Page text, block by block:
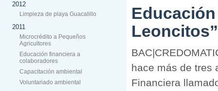
2012
Limpieza de playa Guacalillo
2011
Microcrédito a Pequeños
Agricultores
Educación financiera a
colaboradores
Capacitación ambiental
Voluntariado ambiental
Leoncitos”
hace más de tres
Financiera